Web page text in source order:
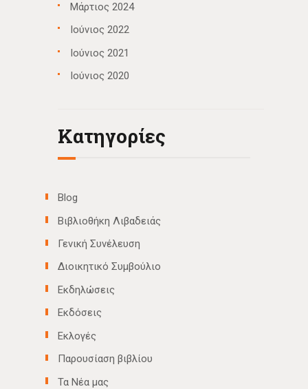
Μάρτιος 2024
Ιούνιος 2022
Ιούνιος 2021
Ιούνιος 2020
Kατηγορίες
Blog
Βιβλιοθήκη Λιβαδειάς
Γενική Συνέλευση
Διοικητικό Συμβούλιο
Εκδηλώσεις
Εκδόσεις
Εκλογές
Παρουσίαση βιβλίου
Τα Νέα μας